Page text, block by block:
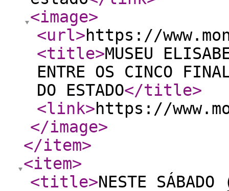
<image>
<url>https://
<title>MUSEU
ENTRE OS CINCO
DO ESTADO</title>
<link>https://
</image>
</item>
<item>
<title>NESTE